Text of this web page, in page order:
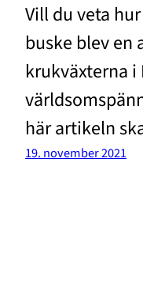
Vill du veta
buske blev en
krukväxterna i
här artikeln
19. november 2021